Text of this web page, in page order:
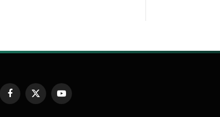
Facebook
X
YouTube